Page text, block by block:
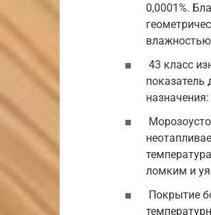
0,0001%.
43 класс
ломким и
Покрытие